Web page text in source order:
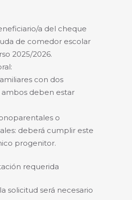
a del cheque
de comedor escolar
2025/2026.
con dos
deben estar
o
deberá cumplir este
progenitor.
requerida
solicitud será necesario